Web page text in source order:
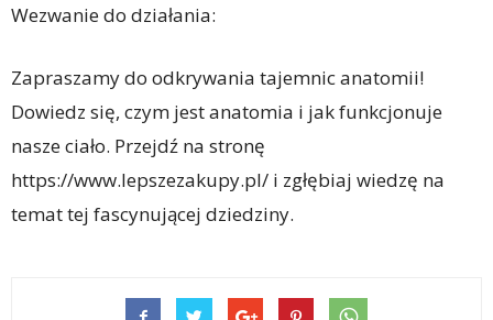
Wezwanie do działania:
Zapraszamy do odkrywania tajemnic anatomii!
Dowiedz się, czym jest anatomia i jak funkcjonuje
nasze ciało. Przejdź na stronę
https://www.lepszezakupy.pl/ i zgłębiaj wiedzę na
temat tej fascynującej dziedziny.